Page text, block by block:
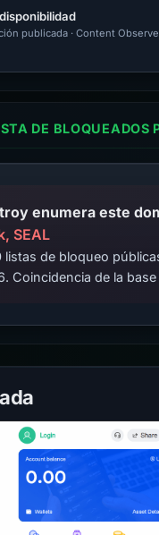
publicada · Content
DE BLOQUEADOS
SEAL
listas de bloqueo
Coincidencia de la